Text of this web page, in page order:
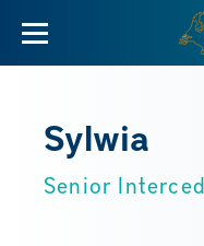
Sylwia
Senior